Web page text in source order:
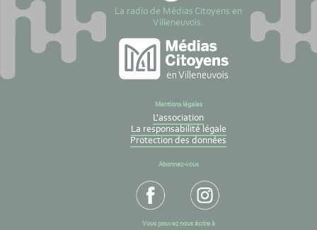
La radio de Médias Citoyens en
Villeneuvois.
Mentions légales
L'association
La responsabilité légale
Protection des données
Abonnez-vous
Vous pouvez nous écrire à